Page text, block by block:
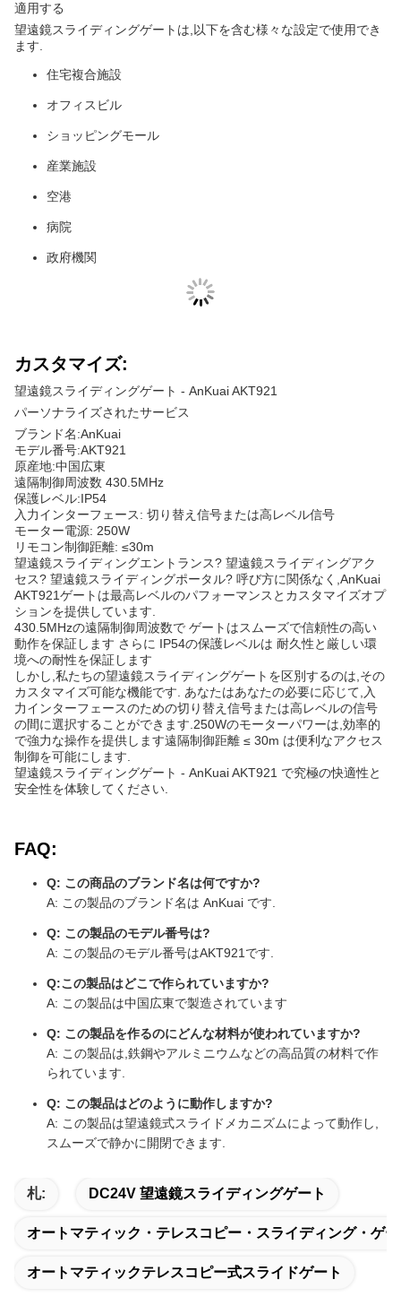
適用する
望遠鏡スライディングゲートは,以下を含む様々な設定で使用でき
ます.
住宅複合施設
オフィスビル
ショッピングモール
産業施設
空港
病院
政府機関
望遠鏡スライディングゲート - AnKuai AKT921
ブランド名:AnKuai
モデル番号:AKT921
原産地:中国広東
遠隔制御周波数 430.5MHz
保護レベル:IP54
入力インターフェース: 切り替え信号または高レベル信号
モーター電源: 250W
リモコン制御距離: ≤30m
望遠鏡スライディングエントランス? 望遠鏡スライディングアク
セス? 望遠鏡スライディングポータル? 呼び方に関係なく,AnKuai
AKT921ゲートは最高レベルのパフォーマンスとカスタマイズオプ
ションを提供しています.
430.5MHzの遠隔制御周波数で ゲートはスムーズで信頼性の高い
動作を保証します さらに IP54の保護レベルは 耐久性と厳しい環
境への耐性を保証します
しかし,私たちの望遠鏡スライディングゲートを区別するのは,その
カスタマイズ可能な機能です. あなたはあなたの必要に応じて,入
力インターフェースのための切り替え信号または高レベルの信号
の間に選択することができます.250Wのモーターパワーは,効率的
で強力な操作を提供します遠隔制御距離 ≤ 30m は便利なアクセス
制御を可能にします.
望遠鏡スライディングゲート - AnKuai AKT921 で究極の快適性と
安全性を体験してください.
Q: この商品のブランド名は何ですか?
Q: この製品のモデル番号は?
Q:この製品はどこで作られていますか?
Q: この製品を作るのにどんな材料が使われていますか?
られています.
Q: この製品はどのように動作しますか?
スムーズで静かに開閉できます.
オートマティック・テレスコピー・スライディング・ゲ
オートマティックテレスコピー式スライドゲート